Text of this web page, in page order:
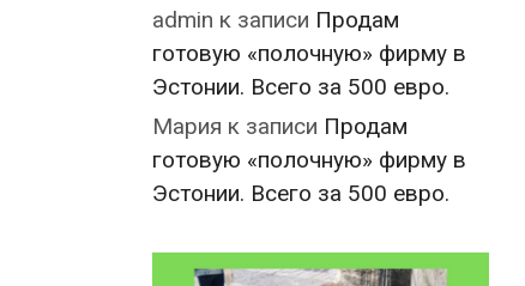
admin к записи Продам
готовую «полочную» фирму в
Эстонии. Всего за 500 евро.
Мария к записи Продам
готовую «полочную» фирму в
Эстонии. Всего за 500 евро.